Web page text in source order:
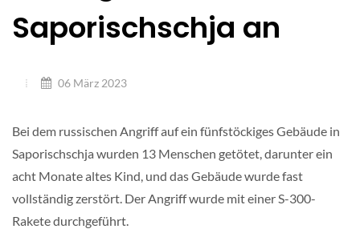
Saporischschja an
06 März 2023
Bei dem russischen Angriff auf ein fünfstöckiges Gebäude in
Saporischschja wurden 13 Menschen getötet, darunter ein
acht Monate altes Kind, und das Gebäude wurde fast
vollständig zerstört. Der Angriff wurde mit einer S-300-
Rakete durchgeführt.